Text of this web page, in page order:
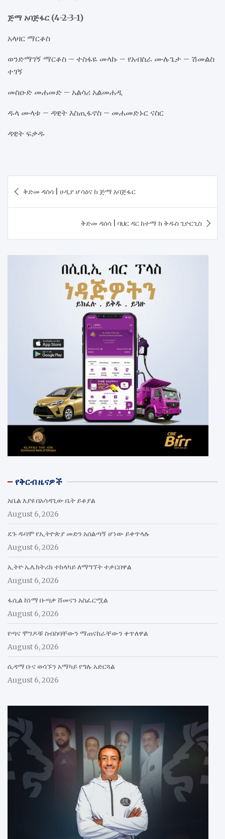
ጅማ አባጅፋር (4-2-3-1)
አላዛር ማርቆስ
ወንድማገኝ ማርቆስ – ተስፋዬ መላኩ – የአብስራ ሙሉጌታ – ሽመልስ
ተገኝ
መስዑድ መሐመድ – አልሳሪ አልመሐዲ
ዱላ ሙላቱ – ዳዊት እስጢፋኖስ – መሐመድኑር ናስር
ዳዊት ፍቃዱ
navigation
​ቅድመ ዳሰሳ | ሀዲያ ሆሳዕና ከ ጅማ አባጅፋር
ቅድመ ዳሰሳ | ባህር ዳር ከተማ ከ ቅዱስ ጊዮርጊስ
የቅርብ ዜናዎች
አቤል እያዩ በአሳዳጊው ቤት ይቆያል
August 6, 2026
ደጉ ዱባሞ የኢትዮጵያ መድን አሰልጣኝ ሆነው ይቀጥላሉ
August 6, 2026
ኢትዮ ኤሌክትሪክ ተከላካይ ለማግኘት ተቃርበዋል
August 6, 2026
ፋሲል ከነማ ቡጣቃ ሸመናን አስፈርሟል
August 6, 2026
የጣና ሞገዶቹ ስብስባቸውን ማጠናከራቸውን ቀጥለዋል
August 6, 2026
ሲዳማ ቡና ወሳኙን አማካይ የግሉ አድርጓል
August 6, 2026